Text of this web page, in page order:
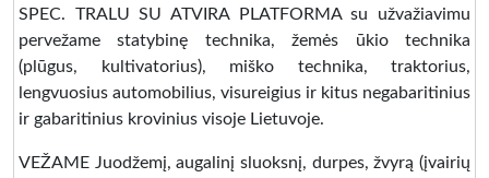
SPEC. TRALU SU ATVIRA PLATFORMA su užvažiavimu
pervežame statybinę technika, žemės ūkio technika
(plūgus, kultivatorius), miško technika, traktorius,
lengvuosius automobilius, visureigius ir kitus negabaritinius
ir gabaritinius krovinius visoje Lietuvoje.
VEŽAME Juodžemį, augalinį sluoksnį, durpes, žvyrą (įvairių